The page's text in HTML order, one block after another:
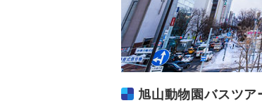
旭山動物園バスツ